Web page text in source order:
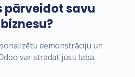
pārveidot savu
biznesu?
demonstrāciju un
var strādāt jūsu labā.